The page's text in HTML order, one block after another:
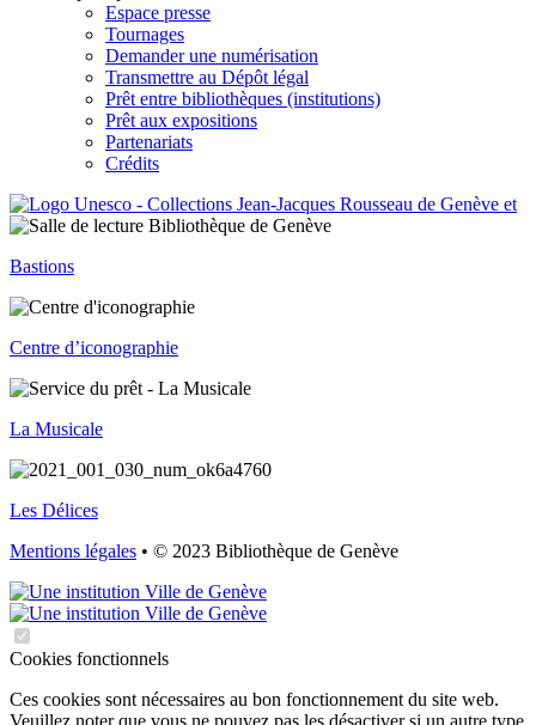
Espace presse
Tournages
Demander une numérisation
Transmettre au Dépôt légal
Prêt entre bibliothèques (institutions)
Prêt aux expositions
Partenariats
Crédits
Bastions
Centre d’iconographie
La Musicale
Les Délices
Mentions légales • © 2023 Bibliothèque de Genève
Cookies fonctionnels
Ces cookies sont nécessaires au bon fonctionnement du site web.